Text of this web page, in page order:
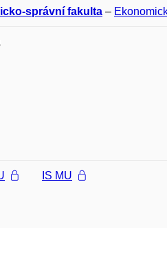
správní fakulta –
IS MU